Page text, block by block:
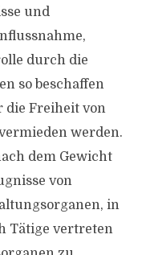
und
durch die
so beschaffen
die Freiheit von
werden.
dem Gewicht
von
in
Tätige vertreten